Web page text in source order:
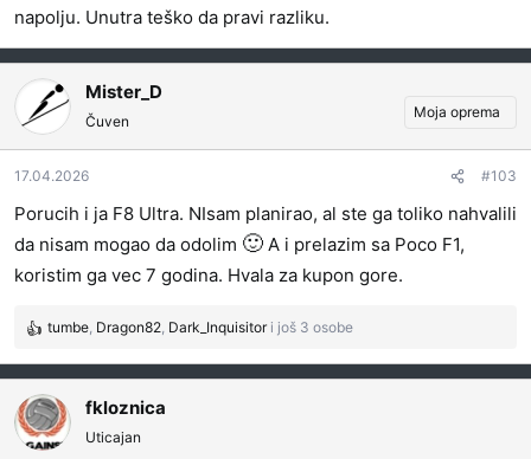
napolju. Unutra teško da pravi razliku.
Mister_D
Čuven
Moja oprema
17.04.2026 #103
Porucih i ja F8 Ultra. NIsam planirao, al ste ga toliko nahvalili
da nisam mogao da odolim 🙂 A i prelazim sa Poco F1,
koristim ga vec 7 godina. Hvala za kupon gore.
R
e
a
g
o
v
tumbe, Dragon82, Dark_Inquisitori još 3 osobe
fkloznica
Uticajan